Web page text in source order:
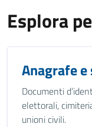
Esplora
Anagrafe
Documenti
elettorali,
unioni civili.